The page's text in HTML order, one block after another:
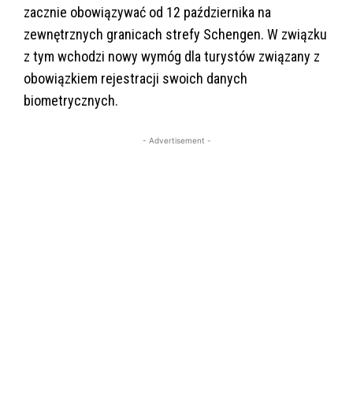
zacznie obowiązywać od 12 października na
zewnętrznych granicach strefy Schengen. W związku
z tym wchodzi nowy wymóg dla turystów związany z
obowiązkiem rejestracji swoich danych
biometrycznych.
- Advertisement -